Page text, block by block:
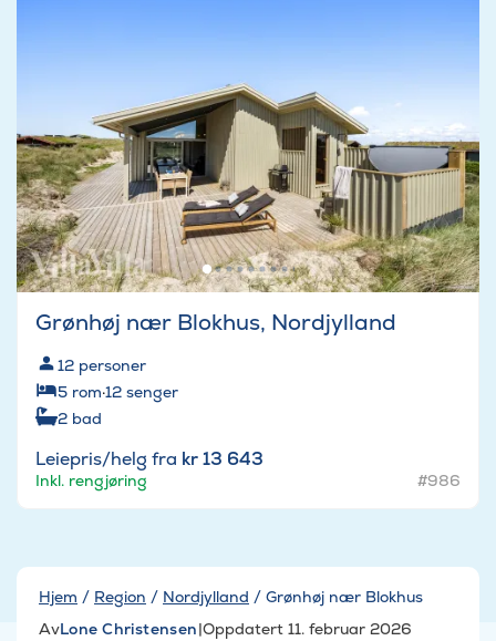
Grønhøj nær Blokhus, Nordjylland
12 personer
5 rom·12 senger
2 bad
Leiepris/helg fra kr 13 643
Inkl. rengjøring #986
Hjem / Region / Nordjylland / Grønhøj nær Blokhus
AvLone Christensen|Oppdatert 11. februar 2026